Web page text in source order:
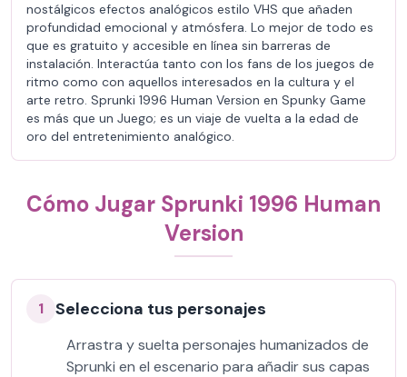
nostálgicos efectos analógicos estilo VHS que añaden
profundidad emocional y atmósfera. Lo mejor de todo es
que es gratuito y accesible en línea sin barreras de
instalación. Interactúa tanto con los fans de los juegos de
ritmo como con aquellos interesados en la cultura y el
arte retro. Sprunki 1996 Human Version en Spunky Game
es más que un Juego; es un viaje de vuelta a la edad de
oro del entretenimiento analógico.
Cómo Jugar Sprunki 1996 Human
Version
1 Selecciona tus personajes
Arrastra y suelta personajes humanizados de
Sprunki en el escenario para añadir sus capas